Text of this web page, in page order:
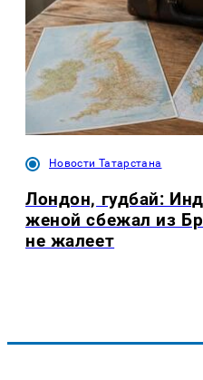
Новости Татарстана
Лондон, гудбай:
женой сбежал из
не жалеет